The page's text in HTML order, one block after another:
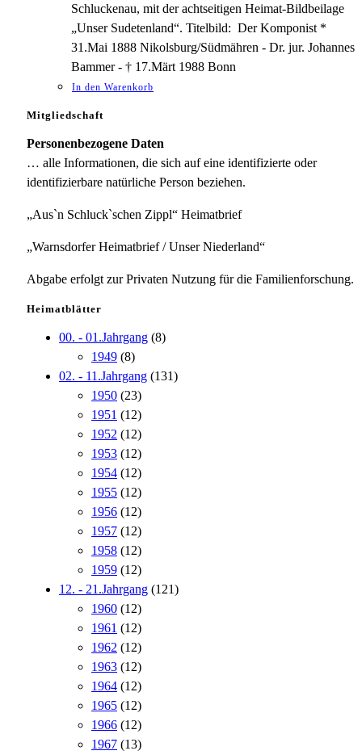
Schluckenau, mit der achtseitigen Heimat-Bildbeilage
„Unser Sudetenland“. Titelbild: Der Komponist *
31.Mai 1888 Nikolsburg/Südmähren - Dr. jur. Johannes
Bammer - † 17.Märt 1988 Bonn
In den Warenkorb
Mitgliedschaft
Personenbezogene Daten
… alle Informationen, die sich auf eine identifizierte oder
identifizierbare natürliche Person beziehen.
„Aus`n Schluck`schen Zippl“ Heimatbrief
„Warnsdorfer Heimatbrief / Unser Niederland“
Abgabe erfolgt zur Privaten Nutzung für die Familienforschung.
Heimatblätter
00. - 01.Jahrgang (8)
1949 (8)
02. - 11.Jahrgang (131)
1950 (23)
1951 (12)
1952 (12)
1953 (12)
1954 (12)
1955 (12)
1956 (12)
1957 (12)
1958 (12)
1959 (12)
12. - 21.Jahrgang (121)
1960 (12)
1961 (12)
1962 (12)
1963 (12)
1964 (12)
1965 (12)
1966 (12)
1967 (13)